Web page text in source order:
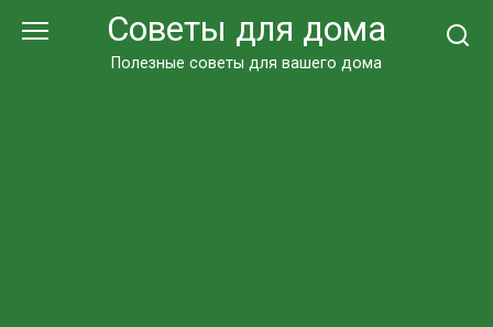
Советы для дома
Полезные советы для вашего дома